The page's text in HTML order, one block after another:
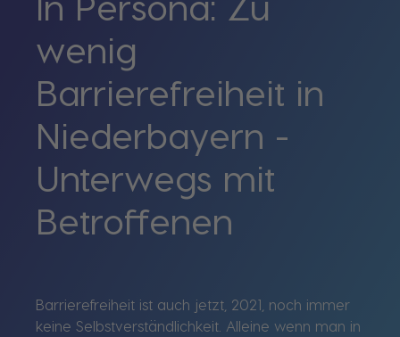
wenig
Barrierefreiheit in
Niederbayern -
Unterwegs mit
Betroffenen
Barrierefreiheit ist auch jetzt, 2021, noch immer
keine Selbstverständlichkeit. Alleine wenn man in